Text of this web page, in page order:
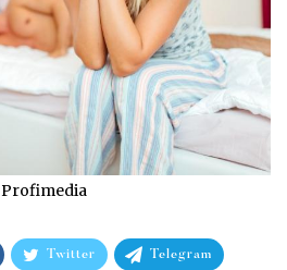
Profimedia
Twitter Telegram